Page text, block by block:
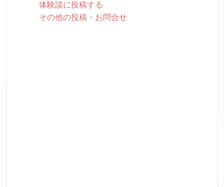
体験談に投稿する
その他の投稿・お問合せ